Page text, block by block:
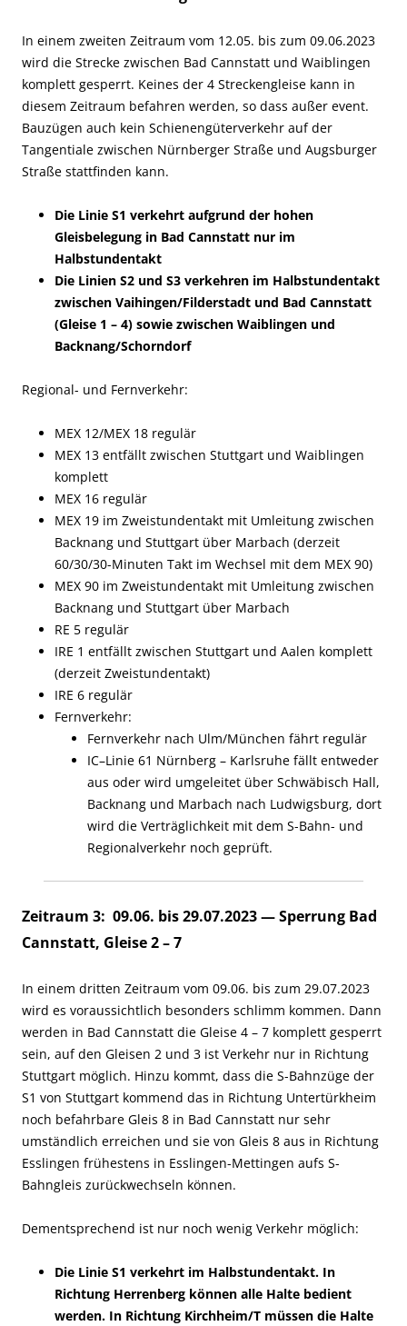
In einem zweiten Zeitraum vom 12.05. bis zum 09.06.2023
wird die Strecke zwischen Bad Cannstatt und Waiblingen
komplett gesperrt. Keines der 4 Streckengleise kann in
diesem Zeitraum befahren werden, so dass außer event.
Bauzügen auch kein Schienengüterverkehr auf der
Tangentiale zwischen Nürnberger Straße und Augsburger
Straße stattfinden kann.
Die Linie S1 verkehrt aufgrund der hohen
Gleisbelegung in Bad Cannstatt nur im
Halbstundentakt
Die Linien S2 und S3 verkehren im Halbstundentakt
zwischen Vaihingen/Filderstadt und Bad Cannstatt
(Gleise 1 – 4) sowie zwischen Waiblingen und
Backnang/Schorndorf
Regional- und Fernverkehr:
MEX 12/MEX 18 regulär
MEX 13 entfällt zwischen Stuttgart und Waiblingen
komplett
MEX 16 regulär
MEX 19 im Zweistundentakt mit Umleitung zwischen
Backnang und Stuttgart über Marbach (derzeit
60/30/30-Minuten Takt im Wechsel mit dem MEX 90)
MEX 90 im Zweistundentakt mit Umleitung zwischen
Backnang und Stuttgart über Marbach
RE 5 regulär
IRE 1 entfällt zwischen Stuttgart und Aalen komplett
(derzeit Zweistundentakt)
IRE 6 regulär
Fernverkehr:
Fernverkehr nach Ulm/München fährt regulär
IC–Linie 61 Nürnberg – Karlsruhe fällt entweder
aus oder wird umgeleitet über Schwäbisch Hall,
Backnang und Marbach nach Ludwigsburg, dort
wird die Verträglichkeit mit dem S-Bahn- und
Regionalverkehr noch geprüft.
Zeitraum 3: 09.06. bis 29.07.2023 — Sperrung Bad
Cannstatt, Gleise 2 – 7
In einem dritten Zeitraum vom 09.06. bis zum 29.07.2023
wird es voraussichtlich besonders schlimm kommen. Dann
werden in Bad Cannstatt die Gleise 4 – 7 komplett gesperrt
sein, auf den Gleisen 2 und 3 ist Verkehr nur in Richtung
Stuttgart möglich. Hinzu kommt, dass die S-Bahnzüge der
S1 von Stuttgart kommend das in Richtung Untertürkheim
noch befahrbare Gleis 8 in Bad Cannstatt nur sehr
umständlich erreichen und sie von Gleis 8 aus in Richtung
Esslingen frühestens in Esslingen-Mettingen aufs S-
Bahngleis zurückwechseln können.
Dementsprechend ist nur noch wenig Verkehr möglich:
Die Linie S1 verkehrt im Halbstundentakt. In
Richtung Herrenberg können alle Halte bedient
werden. In Richtung Kirchheim/T müssen die Halte